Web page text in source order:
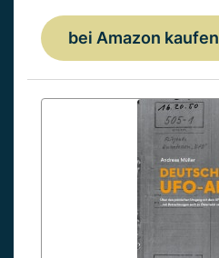
bei Amazon kaufen